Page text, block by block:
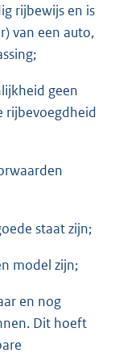
rijbewijs en is
van een auto,
geen
rijbevoegdheid
staat zijn;
model zijn;
en nog
Dit hoeft